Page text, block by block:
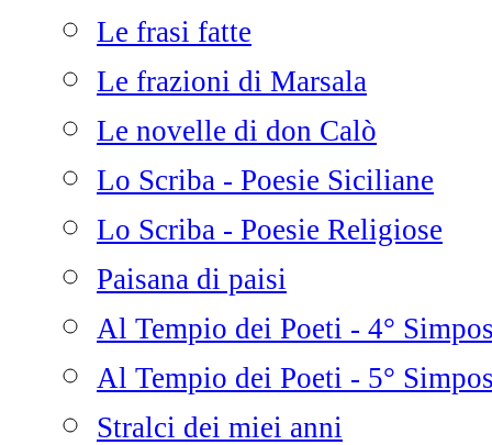
Le frasi fatte
Le frazioni di Marsala
Le novelle di don Calò
Lo Scriba - Poesie Siciliane
Lo Scriba - Poesie Religiose
Paisana di paisi
Al Tempio dei Poeti - 4°
Al Tempio dei Poeti - 5°
Stralci dei miei anni